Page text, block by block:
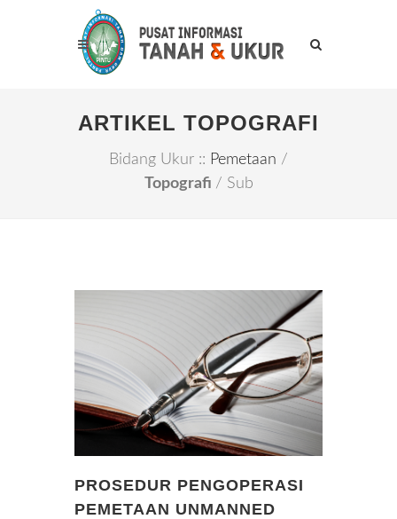
ARTIKEL TOPOGRAFI
Bidang Ukur :: Pemetaan /
Topografi / Sub
PROSEDUR PENGOPERASI
PEMETAAN UNMANNED